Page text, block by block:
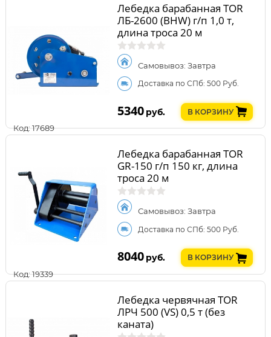
Код: 17689
Лебедка барабанная TOR
ЛБ-2600 (BHW) г/п 1,0 т,
длина троса 20 м
Самовывоз: Завтра
Доставка по СПб: 500 Руб.
5340 руб. В КОРЗИНУ
Код: 19339
Лебедка барабанная TOR
GR-150 г/п 150 кг, длина
троса 20 м
Самовывоз: Завтра
Доставка по СПб: 500 Руб.
8040 руб. В КОРЗИНУ
Лебедка червячная TOR
ЛРЧ 500 (VS) 0,5 т (без
каната)